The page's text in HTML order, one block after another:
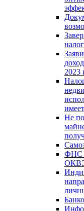
2023
Не
ФНС